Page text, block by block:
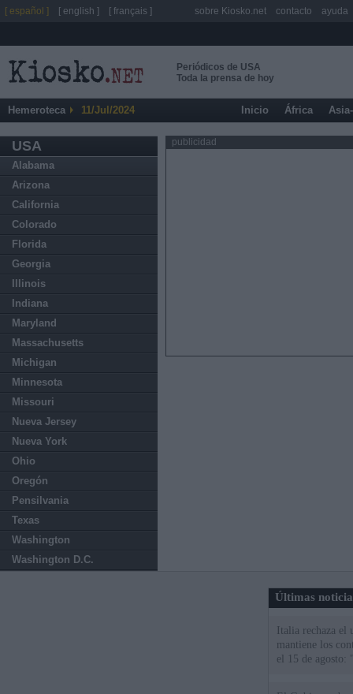
Periódicos de USA
Toda la prensa de hoy
Hemeroteca 11/Jul/2024 Inicio África
USA
Alabama
Arizona
California
Colorado
Florida
Georgia
Illinois
Indiana
Maryland
Massachusetts
Michigan
Minnesota
Missouri
Nueva Jersey
Nueva York
Ohio
Oregón
Pensilvania
Texas
Washington
Washington D.C.
publicidad
Últimas
Italia rechaza
mantiene los
el 15 de agosto:
[ español ] [ english ] [ français ] sobre Kiosko.net contacto ayuda